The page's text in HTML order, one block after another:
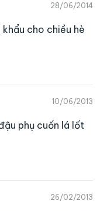
28/06/2014
cho chiều hè
10/06/2013
phụ cuốn lá lốt
26/02/2013